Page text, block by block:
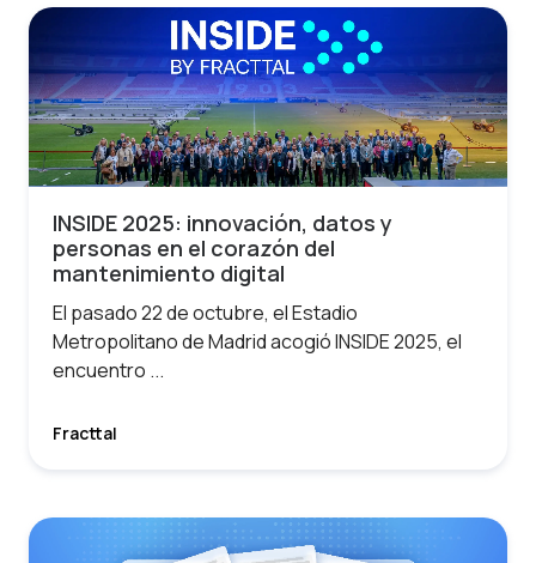
INSIDE 2025: innovación, datos y
personas en el corazón del
mantenimiento digital
El pasado 22 de octubre, el Estadio
Metropolitano de Madrid acogió INSIDE 2025, el
encuentro ...
Fracttal